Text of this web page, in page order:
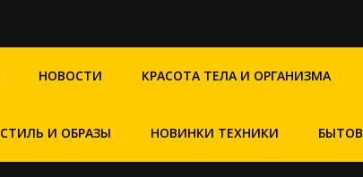
НОВОСТИ КРАСОТА ТЕЛА И ОРГАНИЗМА
СТИЛЬ И ОБРАЗЫ НОВИНКИ ТЕХНИКИ